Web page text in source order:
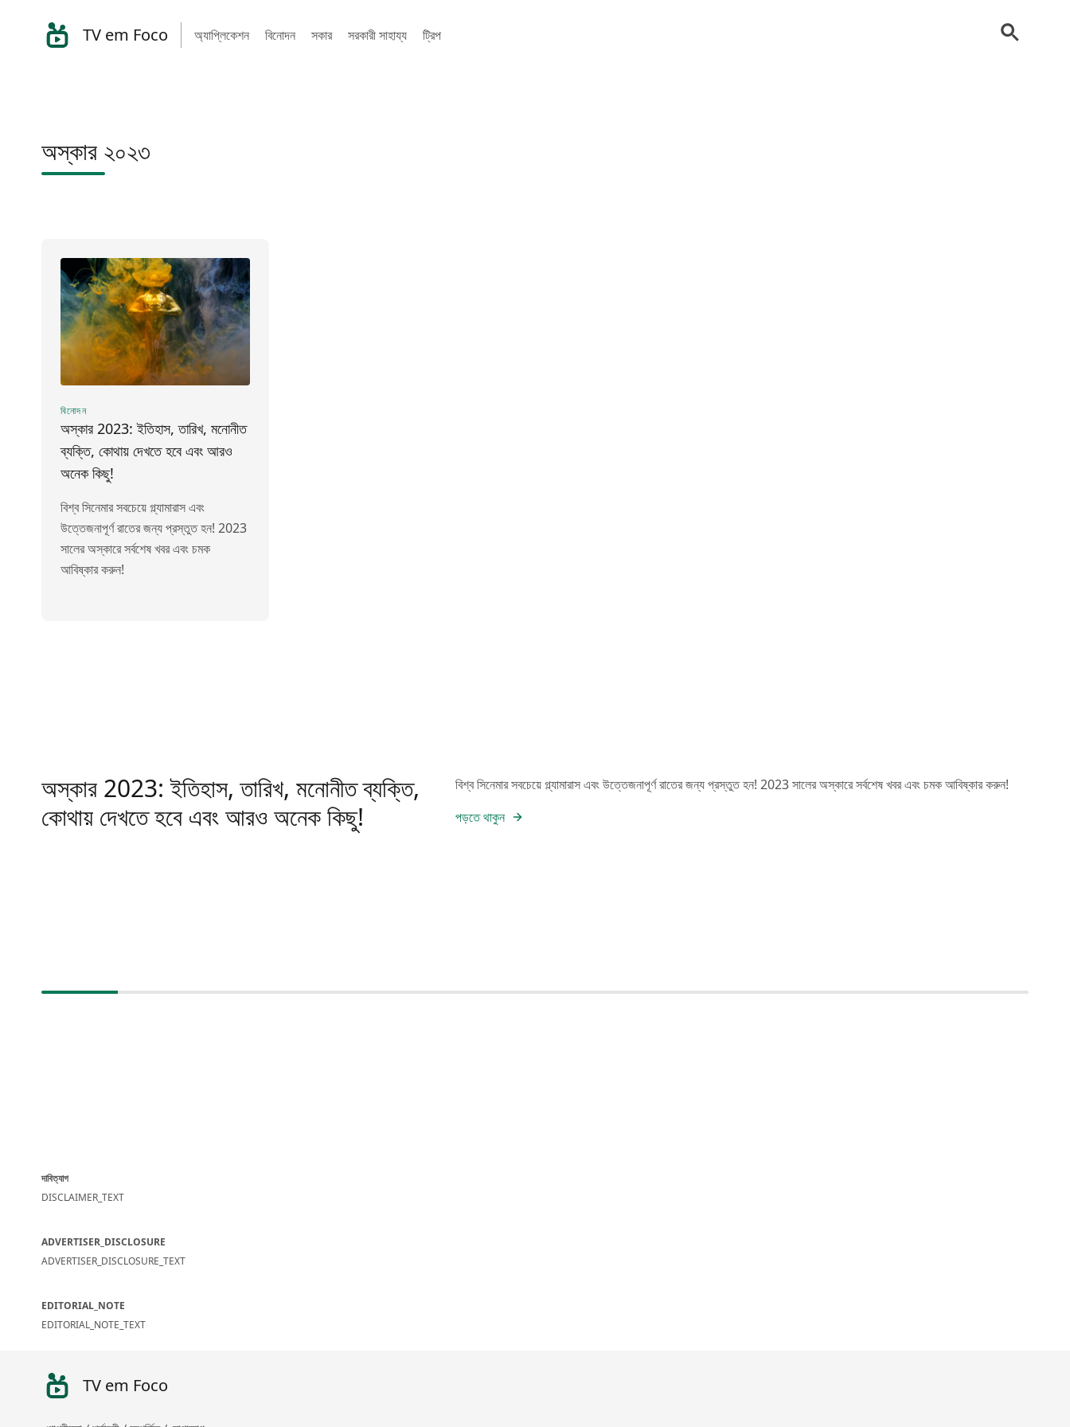
TV em Foco অ্যাপ্লিকেশন বিনোদন সকার সরকারী সাহায্য ট্রিপ
অস্কার ২০২৩
বিনোদন
অস্কার 2023: ইতিহাস, তারিখ, মনোনীত
ব্যক্তি, কোথায় দেখতে হবে এবং আরও
অনেক কিছু!
বিশ্ব সিনেমার সবচেয়ে গ্ল্যামারাস এবং
উত্তেজনাপূর্ণ রাতের জন্য প্রস্তুত হন! 2023
সালের অস্কারে সর্বশেষ খবর এবং চমক
আবিষ্কার করুন!
অস্কার 2023: ইতিহাস, তারিখ, মনোনীত ব্যক্তি,
কোথায় দেখতে হবে এবং আরও অনেক কিছু!
বিশ্ব সিনেমার সবচেয়ে গ্ল্যামারাস এবং উত্তেজনাপূর্ণ রাতের জন্য প্রস্তুত হন! 2023 সালের অস্কারে সর্বশেষ খবর এবং চমক আবিষ্কার করুন!
পড়তে থাকুন
দাবিত্যাগ
DISCLAIMER_TEXT
ADVERTISER_DISCLOSURE
ADVERTISER_DISCLOSURE_TEXT
EDITORIAL_NOTE
EDITORIAL_NOTE_TEXT
TV em Foco